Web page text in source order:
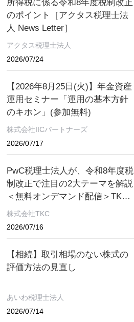
所得税に係る令和8年度税制改正
のポイント［アクタス税理士法
人 News Letter］
アクタス税理士法人
2026/07/24
【2026年8月25日(火)】年金資産
運用セミナー「運用の基本方針
のキホン」(参加無料)
株式会社IICパートナーズ
2026/07/17
PwC税理士法人が、令和8年度税
制改正で注目の2大テーマを解説
＜無料オンデマンド配信＞TKC
税制改正セミナー 2026年8月31
株式会社TKC
2026/07/16
【相続】取引相場のない株式の
評価方法の見直し
あいわ税理士法人
2026/07/14